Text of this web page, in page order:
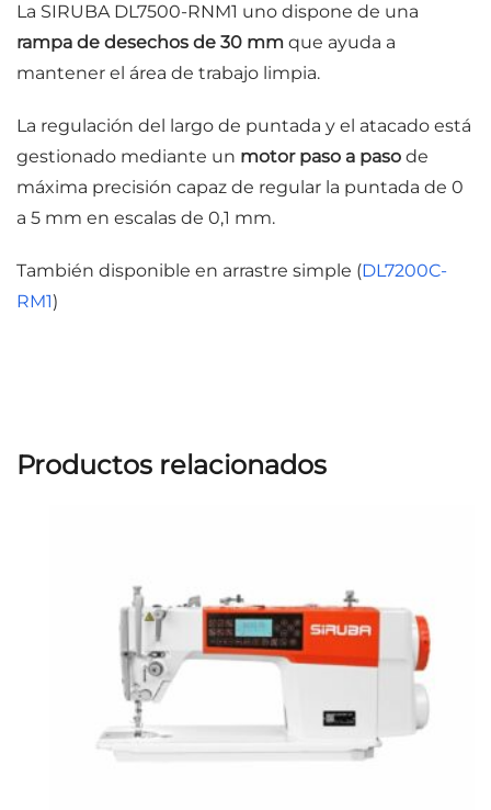
La SIRUBA DL7500-RNM1 uno dispone de una
rampa de desechos de 30 mm que ayuda a
mantener el área de trabajo limpia.
La regulación del largo de puntada y el atacado está
gestionado mediante un motor paso a paso de
máxima precisión capaz de regular la puntada de 0
a 5 mm en escalas de 0,1 mm.
También disponible en arrastre simple (DL7200C-
RM1)
Productos relacionados